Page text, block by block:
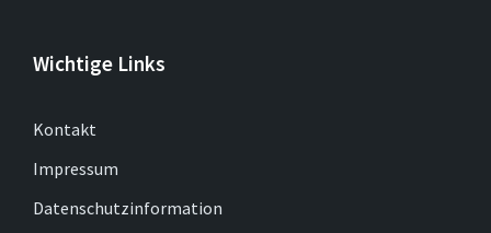
Wichtige Links
Kontakt
Impressum
Datenschutzinformation